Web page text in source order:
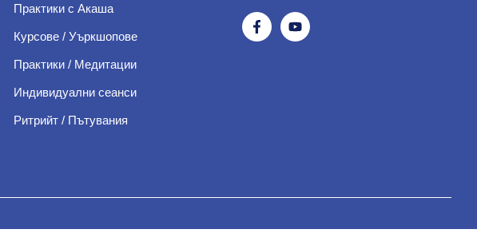
Практики с Акаша
Курсове / Уъркшопове
Практики / Медитации
Индивидуални сеанси
Ритрийт / Пътувания